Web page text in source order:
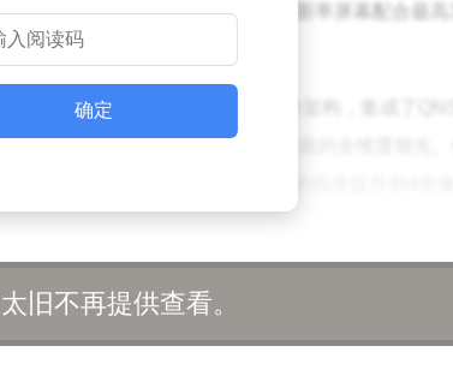
代的超感触控技术。144Hz的高刷新率屏幕配合最高
流畅、跟手的操作体验。
亮点。这款芯片采用了全新的硬件架构，集成了
戏画面所需的算力，从而规避掉帧风险，并精准分
确定
旧不再提供查看。